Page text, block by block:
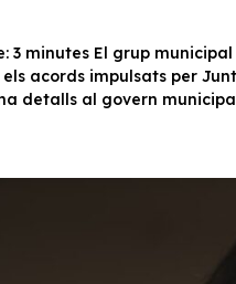
3 minutes El grup
acords impulsats per
detalls al govern